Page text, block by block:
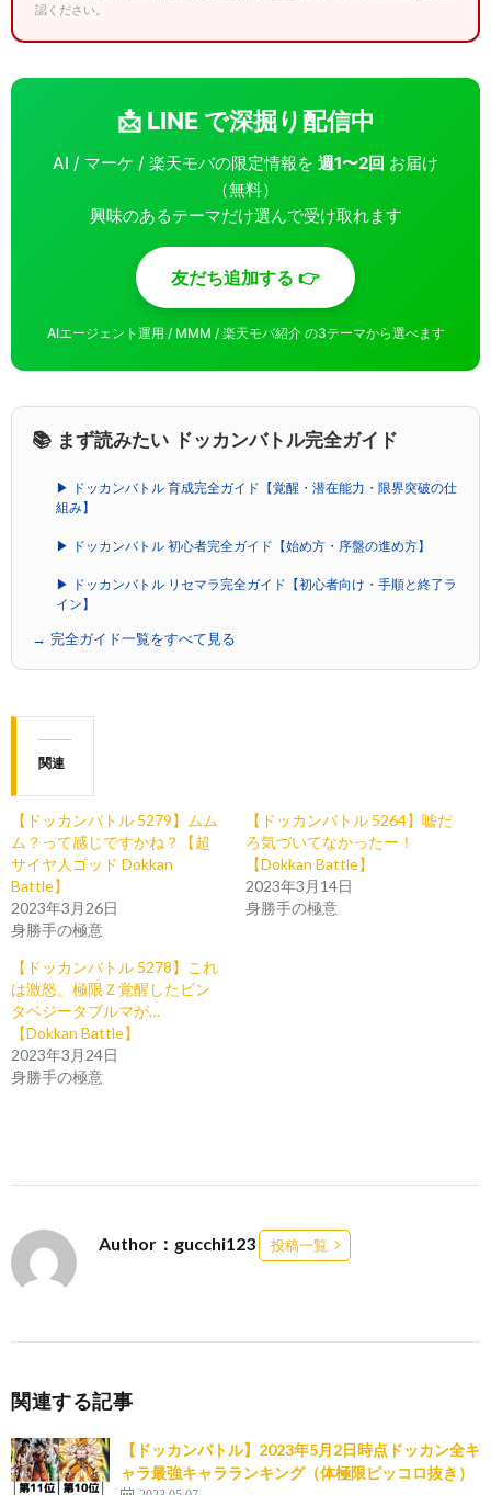
認ください。
📩 LINE で深掘り配信中
AI / マーケ / 楽天モバの限定情報を 週1〜2回 お届け
（無料）
興味のあるテーマだけ選んで受け取れます
友だち追加する 👉
AIエージェント運用 / MMM / 楽天モバ紹介 の3テーマから選べます
📚 まず読みたい ドッカンバトル完全ガイド
▶ ドッカンバトル 育成完全ガイド【覚醒・潜在能力・限界突破の仕
組み】
▶ ドッカンバトル 初心者完全ガイド【始め方・序盤の進め方】
▶ ドッカンバトル リセマラ完全ガイド【初心者向け・手順と終了ラ
イン】
→ 完全ガイド一覧をすべて見る
関連
【ドッカンバトル 5279】ムム
ム？って感じですかね？【超
サイヤ人ゴッド Dokkan
Battle】
2023年3月26日
身勝手の極意
【ドッカンバトル 5264】嘘だ
ろ気づいてなかったー！
【Dokkan Battle】
2023年3月14日
身勝手の極意
【ドッカンバトル 5278】これ
は激怒。極限Ｚ覚醒したビン
タベジータブルマが…
【Dokkan Battle】
2023年3月24日
身勝手の極意
Author：gucchi123 投稿一覧
関連する記事
【ドッカンバトル】2023年5月2日時点ドッカン全キ
ャラ最強キャラランキング（体極限ピッコロ抜き）